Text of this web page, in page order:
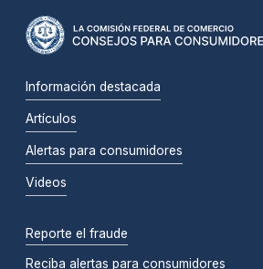
Información destacada
Artículos
Alertas para consumidores
Videos
Reporte el fraude
Reciba alertas para consumidores